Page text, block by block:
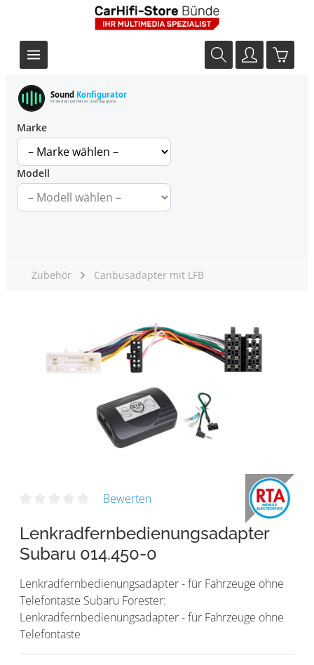
Sound Konfigurator
Finde dein perfektes Soundupgrade
Marke
Modell
Zubehör Canbusadapter mit LFB
Bewerten
Lenkradfernbedienungsadapter
Subaru 014.450-0
Lenkradfernbedienungsadapter - für Fahrzeuge ohne
Telefontaste Subaru Forester:
Lenkradfernbedienungsadapter - für Fahrzeuge ohne
Telefontaste